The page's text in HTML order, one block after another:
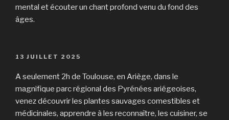
mental et écouter un chant profond venu du fond des
âges.
PUBLIÉ
13 JUILLET 2025
A seulement 2h de Toulouse, en Ariège, dans le
magnifique parc régional des Pyrénées ariégeoises,
venez découvrir les plantes sauvages comestibles et
médicinales, apprendre à les reconnaître, les cuisiner, se